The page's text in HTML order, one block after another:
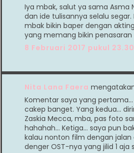
Iya mbak, salut ya sama Asma
dan ide tulisannya selalu
mbak bikin baper dengan
yang memang bikin penasaran
8 Februari 2017 pukul 23.30
Nita Lana Faera
Komentar saya yang
cakep banget. Yang kedua...
Zaskia Mecca, mba, pas foto
hahahah... Ketiga... saya pun
kalau nonton film dengan jalan
denger OST-nya yang jilid 1 aja